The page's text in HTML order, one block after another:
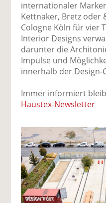
internationaler
Kettnaker, Bretz
Cologne Köln für vier
Interior Designs
darunter die
Impulse und
innerhalb der
Immer informiert
Haustex-Newsletter